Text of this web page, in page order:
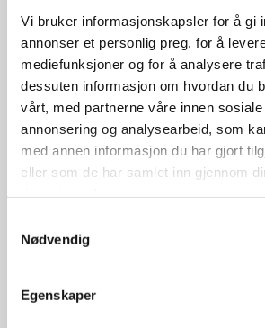
Vi bruker informasjonskapsler for å gi
annonser et personlig preg, for å
mediefunksjoner og for å analysere
dessuten informasjon om hvordan du
vårt, med partnerne våre innen sosiale
annonsering og analysearbeid, som
med annen informasjon du har gjort
eller som de har samlet inn gjennom
Nødvendig
Egenskaper
Se flere detaljer